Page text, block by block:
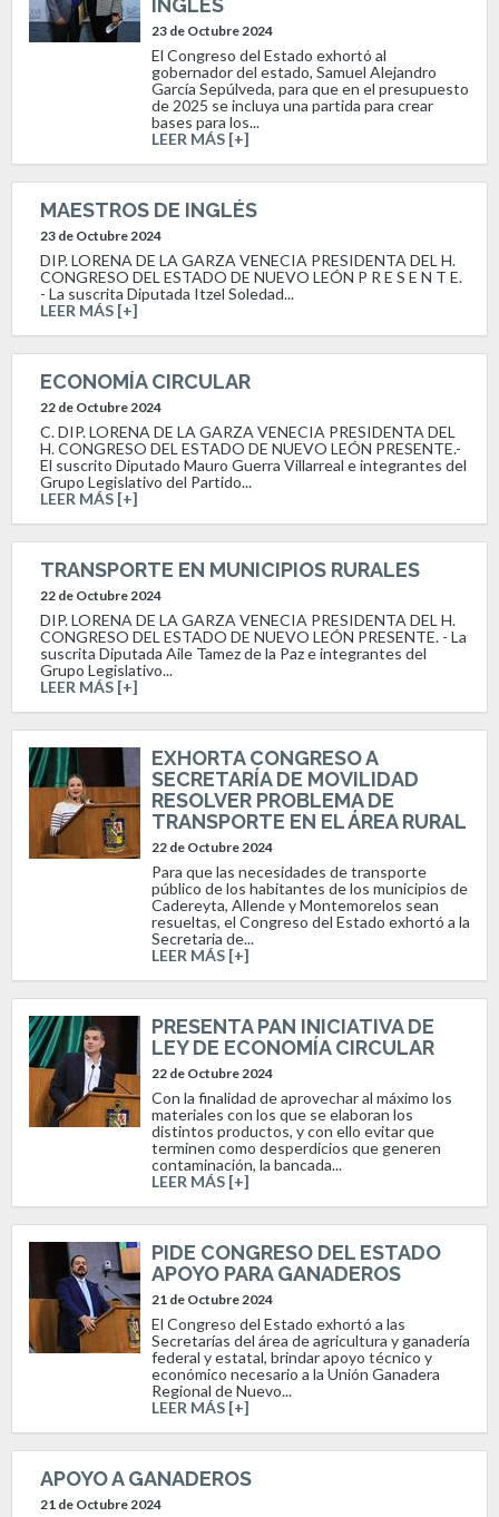
23 de Octubre 2024
El Congreso del Estado exhortó al
gobernador del estado, Samuel Alejandro
García Sepúlveda, para que en el presupuesto
de 2025 se incluya una partida para crear
bases para los...
LEER MÁS [+]
MAESTROS DE INGLÉS
23 de Octubre 2024
DIP. LORENA DE LA GARZA VENECIA PRESIDENTA DEL H.
CONGRESO DEL ESTADO DE NUEVO LEÓN P R E S E N T E.
- La suscrita Diputada Itzel Soledad...
LEER MÁS [+]
ECONOMÍA CIRCULAR
22 de Octubre 2024
C. DIP. LORENA DE LA GARZA VENECIA PRESIDENTA DEL
H. CONGRESO DEL ESTADO DE NUEVO LEÓN PRESENTE.-
El suscrito Diputado Mauro Guerra Villarreal e integrantes del
Grupo Legislativo del Partido...
LEER MÁS [+]
TRANSPORTE EN MUNICIPIOS RURALES
22 de Octubre 2024
DIP. LORENA DE LA GARZA VENECIA PRESIDENTA DEL H.
CONGRESO DEL ESTADO DE NUEVO LEÓN PRESENTE. - La
suscrita Diputada Aile Tamez de la Paz e integrantes del
Grupo Legislativo...
LEER MÁS [+]
EXHORTA CONGRESO A
SECRETARÍA DE MOVILIDAD
RESOLVER PROBLEMA DE
TRANSPORTE EN EL ÁREA RURAL
22 de Octubre 2024
Para que las necesidades de transporte
público de los habitantes de los municipios de
Cadereyta, Allende y Montemorelos sean
resueltas, el Congreso del Estado exhortó a la
Secretaria de...
LEER MÁS [+]
PRESENTA PAN INICIATIVA DE
LEY DE ECONOMÍA CIRCULAR
22 de Octubre 2024
Con la finalidad de aprovechar al máximo los
materiales con los que se elaboran los
distintos productos, y con ello evitar que
terminen como desperdicios que generen
contaminación, la bancada...
LEER MÁS [+]
PIDE CONGRESO DEL ESTADO
APOYO PARA GANADEROS
21 de Octubre 2024
El Congreso del Estado exhortó a las
Secretarías del área de agricultura y ganadería
federal y estatal, brindar apoyo técnico y
económico necesario a la Unión Ganadera
Regional de Nuevo...
LEER MÁS [+]
APOYO A GANADEROS
21 de Octubre 2024